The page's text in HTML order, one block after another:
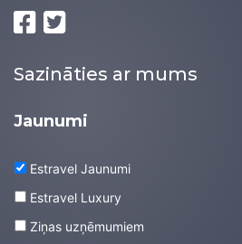
Sazināties ar mums
Jaunumi
Estravel Jaunumi
Estravel Luxury
Ziņas uzņēmumiem